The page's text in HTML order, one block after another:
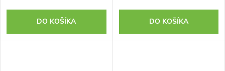
DO KOŠÍKA DO KOŠÍKA